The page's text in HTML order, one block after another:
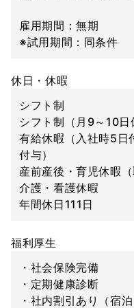
雇用期間：無期
※試用期間：同条件
休日・休暇
シフト制
シフト制（月9～10日
有給休暇（入社時5日
付与）
産前産後・育児休暇
介護・看護休暇
年間休日111日
福利厚生
・社会保険完備
・定期健康診断
・社内割引あり（宿